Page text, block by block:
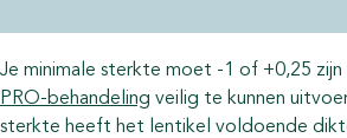
Je minimale sterkte moet -1 of +0,25 zijn
PRO-behandeling veilig te kunnen
sterkte heeft het lentikel voldoende